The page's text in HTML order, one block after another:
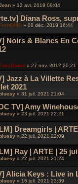
» 12 avr. 2019 09:04
Diana Ross,
FrenCHIC » 08 déc. 2019 16:44
Noirs & Blancs En
» 27 nov. 2012 20:21
Jazz à La Villette
2021
» 31 juil. 2021 21:04
TV] Amy
» 23 juil. 2021 22:21
Dreamgirls |
» 22 juil. 2021 22:09
Ray | ARTE | 25
» 22 juil. 2021 21:24
Alicia Keys : Live in
» 16 juil. 2021 23:39